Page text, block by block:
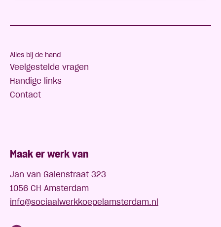
Alles bij de hand
Veelgestelde vragen
Handige links
Contact
Maak er werk van
Jan van Galenstraat 323
1056 CH Amsterdam
info@sociaalwerkkoepelamsterdam.nl